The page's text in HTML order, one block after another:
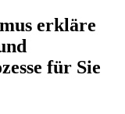
erkläre
für Sie